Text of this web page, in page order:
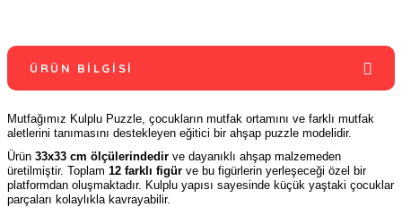
ÜRÜN BILGISI
Mutfağımız Kulplu Puzzle, çocukların mutfak ortamını ve farklı mutfak
aletlerini tanımasını destekleyen eğitici bir ahşap puzzle modelidir.
Ürün 33x33 cm ölçülerindedir ve dayanıklı ahşap malzemeden
üretilmiştir. Toplam 12 farklı figür ve bu figürlerin yerleşeceği özel bir
platformdan oluşmaktadır. Kulplu yapısı sayesinde küçük yaştaki çocuklar
parçaları kolaylıkla kavrayabilir.